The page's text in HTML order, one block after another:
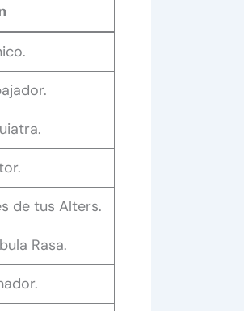
de tus Alters.
Rasa.